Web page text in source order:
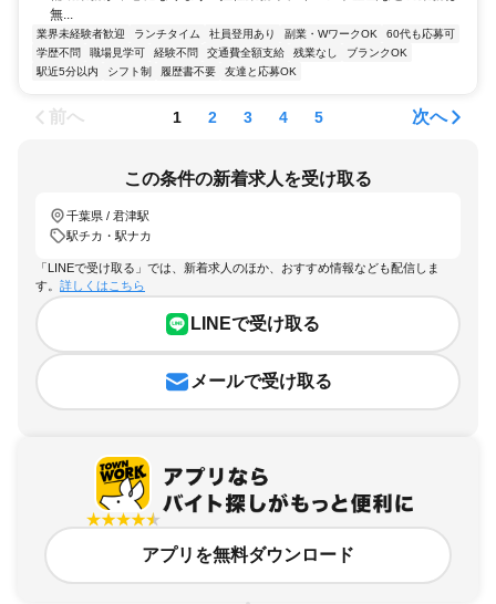
無...
業界未経験者歓迎 ランチタイム 社員登用あり 副業・WワークOK
60代も応募可
学歴不問
職場見学可 経験不問 交通費全額支給 残業なし
ブランクOK
駅近5分以内
シフト制 履歴書不要 友達と応募OK
前へ 1 2 3 4 5 次へ
この条件の新着求人を受け取る
千葉県 / 君津駅
駅チカ・駅ナカ
「LINEで受け取る」では、新着求人のほか、おすすめ情報なども配信しま
す。 詳しくはこちら
LINEで受け取る
メールで受け取る
アプリを無料ダウンロード